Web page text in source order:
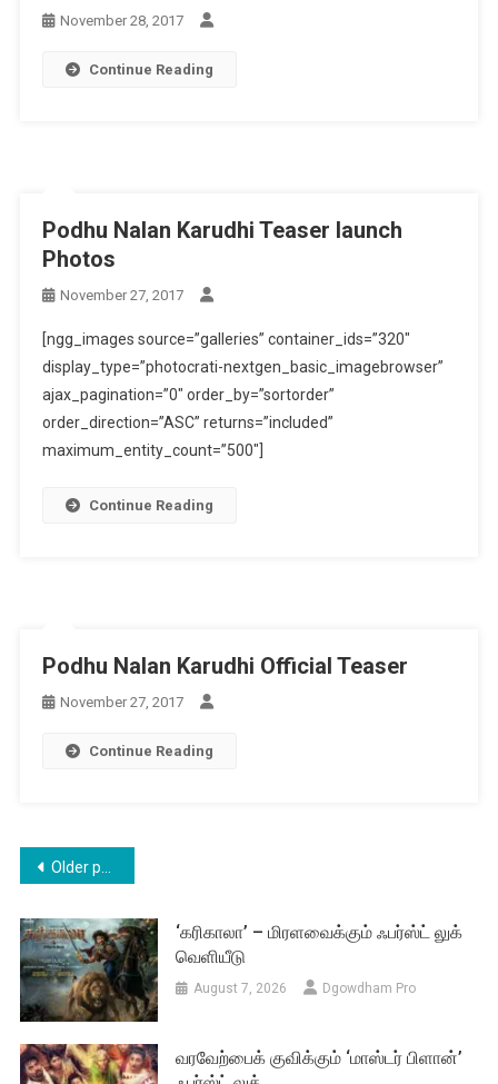
November 28, 2017
Continue Reading
Podhu Nalan Karudhi Teaser launch
Photos
November 27, 2017
[ngg_images source=”galleries” container_ids=”320″
display_type=”photocrati-nextgen_basic_imagebrowser”
ajax_pagination=”0″ order_by=”sortorder”
order_direction=”ASC” returns=”included”
maximum_entity_count=”500″]
Continue Reading
Podhu Nalan Karudhi Official Teaser
November 27, 2017
Continue Reading
Posts
navigation
Older posts
‘கரிகாலா’ – மிரளவைக்கும் ஃபர்ஸ்ட் லுக்
வெளியீடு
August 7, 2026 Dgowdham Pro
வரவேற்பைக் குவிக்கும் ‘மாஸ்டர் பிளான்’